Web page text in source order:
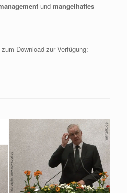
undmangelhaftes
Download zur Verfügung: